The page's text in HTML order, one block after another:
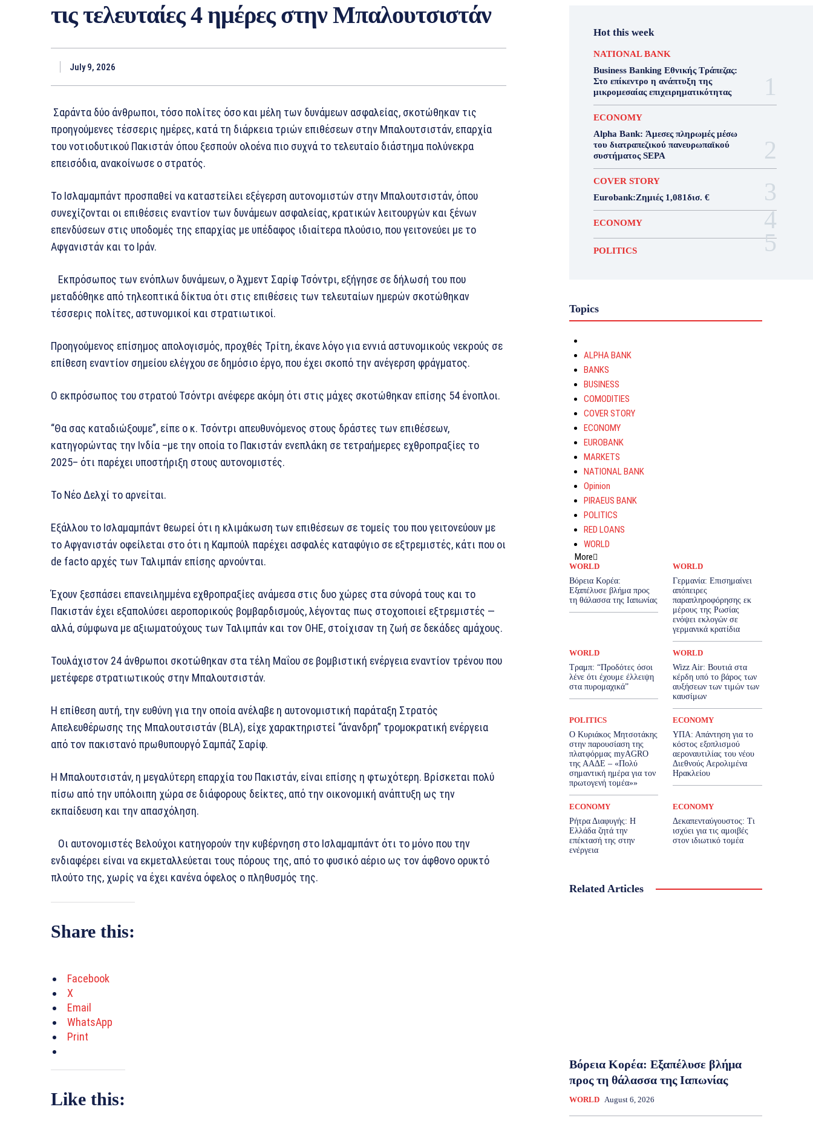
τις τελευταίες 4 ημέρες στην Μπαλουτσιστάν
July 9, 2026
Σαράντα δύο άνθρωποι, τόσο πολίτες όσο και μέλη των δυνάμεων ασφαλείας, σκοτώθηκαν τις
προηγούμενες τέσσερις ημέρες, κατά τη διάρκεια τριών επιθέσεων στην Μπαλουτσιστάν, επαρχία
του νοτιοδυτικού Πακιστάν όπου ξεσπούν ολοένα πιο συχνά το τελευταίο διάστημα πολύνεκρα
επεισόδια, ανακοίνωσε ο στρατός.
Το Ισλαμαμπάντ προσπαθεί να καταστείλει εξέγερση αυτονομιστών στην Μπαλουτσιστάν, όπου
συνεχίζονται οι επιθέσεις εναντίον των δυνάμεων ασφαλείας, κρατικών λειτουργών και ξένων
επενδύσεων στις υποδομές της επαρχίας με υπέδαφος ιδιαίτερα πλούσιο, που γειτονεύει με το
Αφγανιστάν και το Ιράν.
Εκπρόσωπος των ενόπλων δυνάμεων, ο Άχμεντ Σαρίφ Τσόντρι, εξήγησε σε δήλωσή του που
μεταδόθηκε από τηλεοπτικά δίκτυα ότι στις επιθέσεις των τελευταίων ημερών σκοτώθηκαν
τέσσερις πολίτες, αστυνομικοί και στρατιωτικοί.
Προηγούμενος επίσημος απολογισμός, προχθές Τρίτη, έκανε λόγο για εννιά αστυνομικούς νεκρούς σε
επίθεση εναντίον σημείου ελέγχου σε δημόσιο έργο, που έχει σκοπό την ανέγερση φράγματος.
Ο εκπρόσωπος του στρατού Τσόντρι ανέφερε ακόμη ότι στις μάχες σκοτώθηκαν επίσης 54 ένοπλοι.
“Θα σας καταδιώξουμε”, είπε ο κ. Τσόντρι απευθυνόμενος στους δράστες των επιθέσεων,
κατηγορώντας την Ινδία –με την οποία το Πακιστάν ενεπλάκη σε τετραήμερες εχθροπραξίες το
2025– ότι παρέχει υποστήριξη στους αυτονομιστές.
Το Νέο Δελχί το αρνείται.
Εξάλλου το Ισλαμαμπάντ θεωρεί ότι η κλιμάκωση των επιθέσεων σε τομείς του που γειτονεύουν με
το Αφγανιστάν οφείλεται στο ότι η Καμπούλ παρέχει ασφαλές καταφύγιο σε εξτρεμιστές, κάτι που οι
de facto αρχές των Ταλιμπάν επίσης αρνούνται.
Έχουν ξεσπάσει επανειλημμένα εχθροπραξίες ανάμεσα στις δυο χώρες στα σύνορά τους και το
Πακιστάν έχει εξαπολύσει αεροπορικούς βομβαρδισμούς, λέγοντας πως στοχοποιεί εξτρεμιστές —
αλλά, σύμφωνα με αξιωματούχους των Ταλιμπάν και τον ΟΗΕ, στοίχισαν τη ζωή σε δεκάδες αμάχους.
Τουλάχιστον 24 άνθρωποι σκοτώθηκαν στα τέλη Μαΐου σε βομβιστική ενέργεια εναντίον τρένου που
μετέφερε στρατιωτικούς στην Μπαλουτσιστάν.
Η επίθεση αυτή, την ευθύνη για την οποία ανέλαβε η αυτονομιστική παράταξη Στρατός
Απελευθέρωσης της Μπαλουτσιστάν (BLA), είχε χαρακτηριστεί “άνανδρη” τρομοκρατική ενέργεια
από τον πακιστανό πρωθυπουργό Σαμπάζ Σαρίφ.
Η Μπαλουτσιστάν, η μεγαλύτερη επαρχία του Πακιστάν, είναι επίσης η φτωχότερη. Βρίσκεται πολύ
πίσω από την υπόλοιπη χώρα σε διάφορους δείκτες, από την οικονομική ανάπτυξη ως την
εκπαίδευση και την απασχόληση.
Οι αυτονομιστές Βελούχοι κατηγορούν την κυβέρνηση στο Ισλαμαμπάντ ότι το μόνο που την
ενδιαφέρει είναι να εκμεταλλεύεται τους πόρους της, από το φυσικό αέριο ως τον άφθονο ορυκτό
πλούτο της, χωρίς να έχει κανένα όφελος ο πληθυσμός της.
Share this:
Facebook
X
Email
WhatsApp
Print
Like this:
Hot this week
NATIONAL BANK
Business Banking Εθνικής Τράπεζας:
Στο επίκεντρο η ανάπτυξη της
μικρομεσαίας επιχειρηματικότητας
ECONOMY
Alpha Bank: Άμεσες πληρωμές μέσω
του διατραπεζικού πανευρωπαϊκού
συστήματος SEPA
COVER STORY
Eurobank:Ζημιές 1,081δισ. €
ECONOMY
POLITICS
Topics
ALPHA BANK
BANKS
BUSINESS
COMODITIES
COVER STORY
ECONOMY
EUROBANK
MARKETS
NATIONAL BANK
Opinion
PIRAEUS BANK
POLITICS
RED LOANS
WORLD
More
WORLD
Βόρεια Κορέα:
Eξαπέλυσε βλήμα προς
τη θάλασσα της Ιαπωνίας
WORLD
Γερμανία: Eπισημαίνει
απόπειρες
παραπληροφόρησης εκ
μέρους της Ρωσίας
ενόψει εκλογών σε
γερμανικά κρατίδια
WORLD
Τραμπ: “Προδότες όσοι
λένε ότι έχουμε έλλειψη
στα πυρομαχικά”
WORLD
Wizz Air: Βουτιά στα
κέρδη υπό το βάρος των
αυξήσεων των τιμών των
καυσίμων
POLITICS
Ο Κυριάκος Μητσοτάκης
στην παρουσίαση της
πλατφόρμας myAGRO
της ΑΑΔΕ – «Πολύ
σημαντική ημέρα για τον
πρωτογενή τομέα»»
ECONOMY
ΥΠΑ: Απάντηση για το
κόστος εξοπλισμού
αεροναυτιλίας του νέου
Διεθνούς Αερολιμένα
Ηρακλείου
ECONOMY
Ρήτρα Διαφυγής: Η
Ελλάδα ζητά την
επέκτασή της στην
ενέργεια
ECONOMY
Δεκαπενταύγουστος: Τι
ισχύει για τις αμοιβές
στον ιδιωτικό τομέα
Related Articles
Βόρεια Κορέα: Eξαπέλυσε βλήμα
προς τη θάλασσα της Ιαπωνίας
WORLD August 6, 2026